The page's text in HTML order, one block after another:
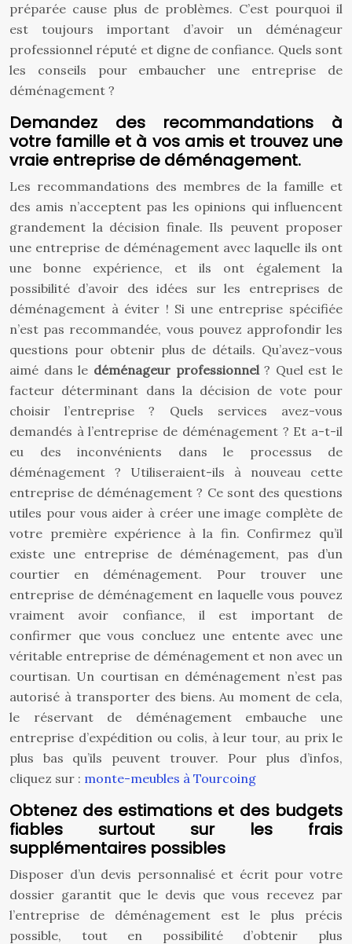
préparée cause plus de problèmes. C’est pourquoi il
est toujours important d’avoir un déménageur
professionnel réputé et digne de confiance. Quels sont
les conseils pour embaucher une entreprise de
déménagement ?
Demandez des recommandations à
votre famille et à vos amiset trouvez une
vraie entreprise de déménagement.
Les recommandations des membres de la famille et
des amis n’acceptent pas les opinions qui influencent
grandement la décision finale. Ils peuvent proposer
une entreprise de déménagement avec laquelle ils ont
une bonne expérience, et ils ont également la
possibilité d’avoir des idées sur les entreprises de
déménagement à éviter ! Si une entreprise spécifiée
n’est pas recommandée, vous pouvez approfondir les
questions pour obtenir plus de détails. Qu’avez-vous
aimé dans le déménageur professionnel? Quel est le
facteur déterminant dans la décision de vote pour
choisir l’entreprise ? Quels services avez-vous
demandés à l’entreprise de déménagement ? Et a-t-il
eu des inconvénients dans le processus de
déménagement ? Utiliseraient-ils à nouveau cette
entreprise de déménagement ? Ce sont des questions
utiles pour vous aider à créer une image complète de
votre première expérience à la fin. Confirmez qu’il
existe une entreprise de déménagement, pas d’un
courtier en déménagement. Pour trouver une
entreprise de déménagement en laquelle vous pouvez
vraiment avoir confiance, il est important de
confirmer que vous concluez une entente avec une
véritable entreprise de déménagement et non avec un
courtisan. Un courtisan en déménagement n’est pas
autorisé à transporter des biens. Au moment de cela,
le réservant de déménagement embauche une
entreprise d’expédition ou colis, à leur tour, au prix le
plus bas qu’ils peuvent trouver. Pour plus d’infos,
cliquez sur : monte-meubles à Tourcoing
Obtenez des estimations et des budgets
fiables surtout sur les frais
supplémentaires possibles
Disposer d’un devis personnalisé et écrit pour votre
dossier garantit que le devis que vous recevez par
l’entreprise de déménagement est le plus précis
possible, tout en possibilité d’obtenir plus